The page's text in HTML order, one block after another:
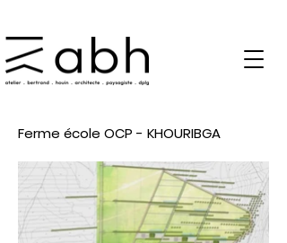
Ferme école OCP - KHOURIBGA